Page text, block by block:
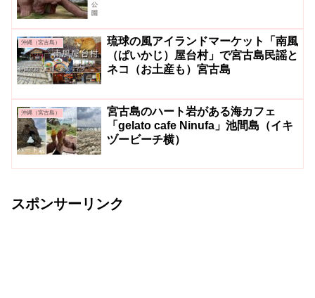
沖縄（宮古島）
琉球の風アイランドマーケット「南風
（ぱいかじ）屋台村」で宮古島民謡と
ネコ（お土産も）宮古島
沖縄（宮古島）
宮古島のハート岩がある海カフェ
「gelato cafe Ninufa」池間島（イキ
ヅービーチ横）
スポンサーリンク